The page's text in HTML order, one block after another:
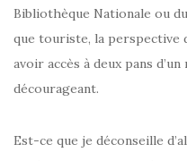
Bibliothèque Nationale ou
que touriste, la perspective
avoir accès à deux pans
décourageant.
Est-ce que je déconseille